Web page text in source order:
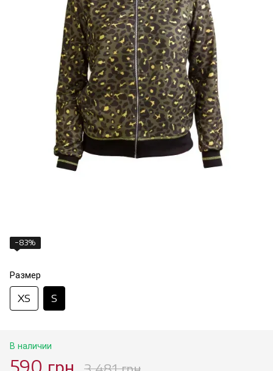
−83%
Размер
XS S
В наличии
590 грн